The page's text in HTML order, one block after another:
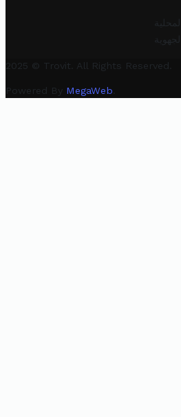
2025 © Trovit. All Rights Reserved.
Powered By MegaWeb